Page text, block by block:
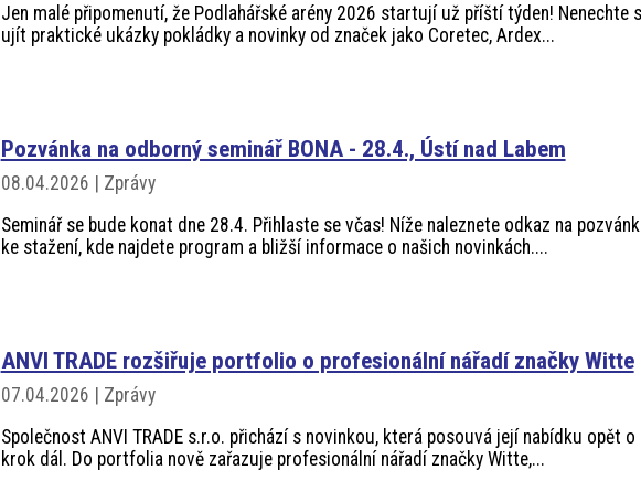
Jen malé připomenutí, že Podlahářské arény 2026 startují už příští týden! Nenechte
ujít praktické ukázky pokládky a novinky od značek jako Coretec, Ardex...
Pozvánka na odborný seminář BONA - 28.4., Ústí nad Labem
08.04.2026 | Zprávy
Seminář se bude konat dne 28.4. Přihlaste se včas! Níže naleznete odkaz na
ke stažení, kde najdete program a bližší informace o našich novinkách....
ANVI TRADE rozšiřuje portfolio o profesionální nářadí značky Witte
07.04.2026 | Zprávy
Společnost ANVI TRADE s.r.o. přichází s novinkou, která posouvá její nabídku opět o
krok dál. Do portfolia nově zařazuje profesionální nářadí značky Witte,...